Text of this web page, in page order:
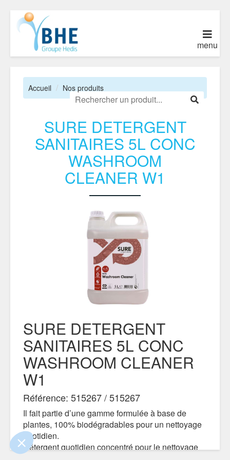
on aimerait bien vous accompagner
certifiés par
Je choisis OK pour moi
menu
Accueil Nos produits
SURE DETERGENT
SANITAIRES 5L CONC
WASHROOM
CLEANER W1
SURE DETERGENT
SANITAIRES 5L CONC
WASHROOM CLEANER
W1
Référence: 515267 / 515267
Il fait partie d’une gamme formulée à base de
plantes, 100% biodégradables pour un nettoyage
quotidien.
Détergent quotidien concentré pour le nettoyage